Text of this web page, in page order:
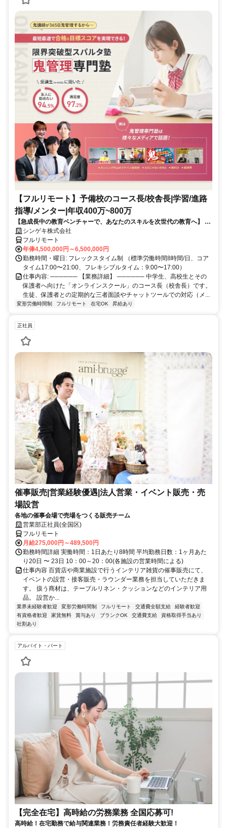
【フルリモート】予備校のコース長/校舎長|学習/進路
指導/メンター|年収400万~800万
【急成長中の教育ベンチャーで、あなたのスキルを次世代の教育へ】 現
在、事業拡大に伴い、コースをとりまとめるコース長（校舎長）を募集
しています。「教育」のプロとして、場所に縛られない新しい働き方を
始めませんか？
シンゲキ株式会社
フルリモート
年俸4,500,000円～6,500,000円
勤務時間・曜日: フレックスタイム制 （標準労働時間8時間/日、コア
タイム17:00〜21:00、フレキシブルタイム：9:00〜17:00）
仕事内容: ────── 【業務詳細】 ────── 中学生、高校生とその
保護者へ向けた「オンラインスクール」のコース長（校舎長）です。
生徒、保護者との定期的な三者面談やチャットツールでの対応（メ...
変形労働時間制 フルリモート 在宅OK 昇給あり
正社員
催事販売|営業経験優遇|法人営業・イベント販売・売
場設営
各地の催事会場で売場をつくる販売チーム
営業部正社員(全国区)
フルリモート
月給275,000円～489,500円
勤務時間詳細 実働時間：1日あたり8時間 平均勤務日数：1ヶ月あた
り20日 〜 23日 10：00～20：00(各施設の営業時間による)
仕事内容 百貨店や商業施設で行うインテリア雑貨の催事販売にて、
イベントの設営・接客販売・ラウンダー業務を担当していただきま
す。 扱う商材は、テーブルリネン・クッションなどのインテリア用
品。 設営か...
業界未経験者歓迎 変形労働時間制 フルリモート 交通費全額支給
経験者歓迎
有資格者歓迎
家賃無料 賞与あり ブランクOK 交通費支給
資格取得手当あり
社割あり
アルバイト・パート
【完全在宅】高時給の労務業務 全国応募可!
高時給！在宅勤務で給与関連業務！労務責任者経験大歓迎！